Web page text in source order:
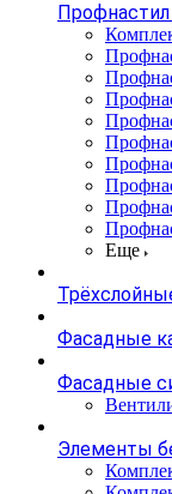
Профнастил
Еще
Фасадные
Фасадные
Элементы